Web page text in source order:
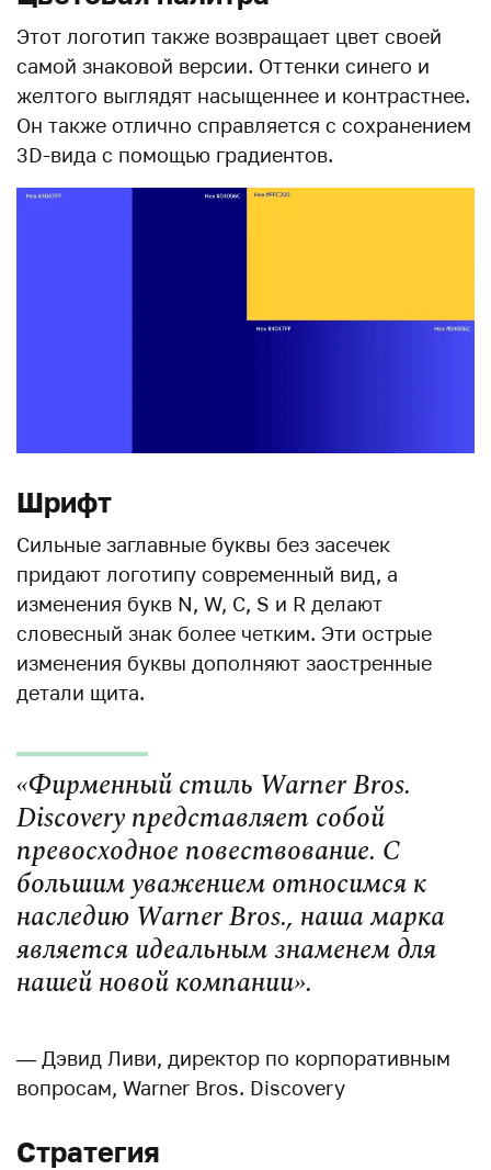
Этот логотип также возвращает цвет своей
самой знаковой версии. Оттенки синего и
желтого выглядят насыщеннее и контрастнее.
Он также отлично справляется с сохранением
3D-вида с помощью градиентов.
Шрифт
Сильные заглавные буквы без засечек
придают логотипу современный вид, а
изменения букв N, W, C, S и R делают
словесный знак более четким. Эти острые
изменения буквы дополняют заостренные
детали щита.
«Фирменный стиль Warner Bros.
Discovery представляет собой
превосходное повествование. С
большим уважением относимся к
наследию Warner Bros., наша марка
является идеальным знаменем для
нашей новой компании».
— Дэвид Ливи, директор по корпоративным
вопросам, Warner Bros. Discovery
Стратегия